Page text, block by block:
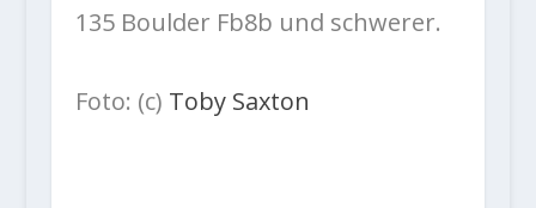
135 Boulder Fb8b und schwerer.
Foto: (c) Toby Saxton